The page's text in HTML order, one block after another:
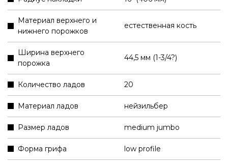
Материал верхнего и
нижнего порожков
естественная кость
Ширина верхнего
порожка
44,5 мм (1-3/4?)
Количество ладов 20
Материал ладов нейзильбер
Размер ладов medium jumbo
Форма грифа low profile